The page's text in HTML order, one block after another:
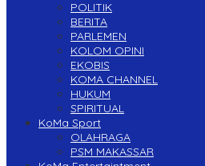
POLITIK
BERITA
PARLEMEN
KOLOM OPINI
EKOBIS
KOMA CHANNEL
HUKUM
SPIRITUAL
KoMa Sport
OLAHRAGA
PSM MAKASSAR